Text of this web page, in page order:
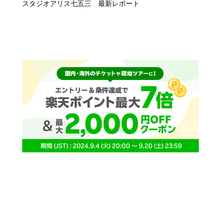
スタジオアリス七五三 最新レポート